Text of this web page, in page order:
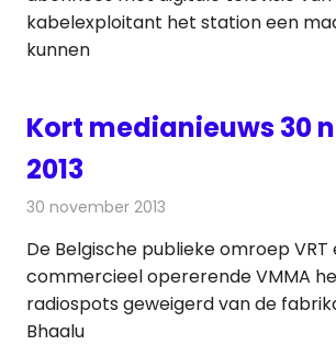
kabelexploitant het station een
kunnen
Kort medianieuws 30
2013
30 november 2013
De Belgische publieke omroep VRT
commercieel opererende VMMA
radiospots geweigerd van de
Bhaalu